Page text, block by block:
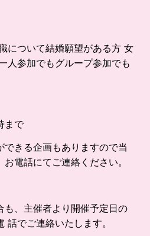
ついて結婚願望がある方 女
参加でもグループ参加でも
まで
できる企画もありますので当
電話にてご連絡ください。
も、主催者より開催予定日の
話でご連絡いたします。